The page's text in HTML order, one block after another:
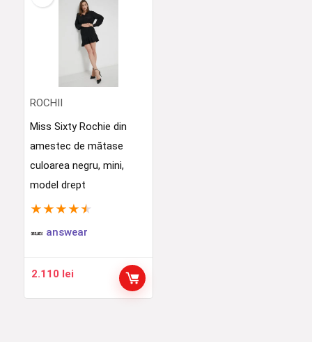
ROCHII
Miss Sixty Rochie din
amestec de mătase
culoarea negru, mini,
model drept
★ ★ ★ ★ ★
answear
2.110 lei